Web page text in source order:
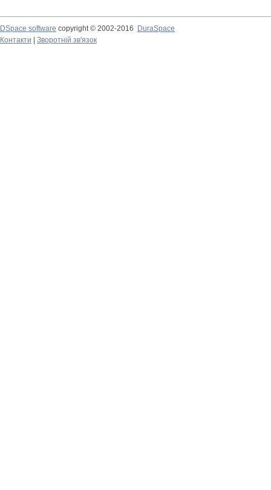
DSpace software copyright © 2002-2016
DuraSpace
Контакти
Зворотній зв'язок